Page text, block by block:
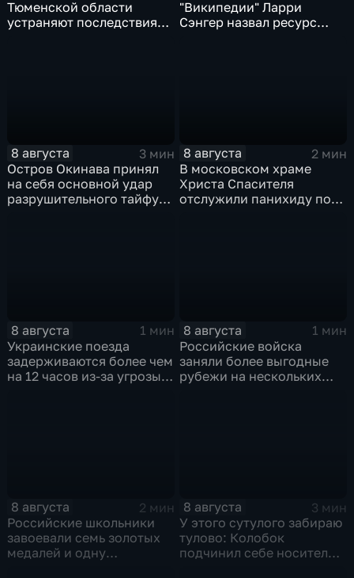
Тюменской области
устраняют последствия
"Википедии" Ларри
Сэнгер назвал ресурс
8 августа
3 мин
Остров Окинава принял
на себя основной удар
разрушительного тайфуна
8 августа
2 мин
В московском храме
Христа Спасителя
отслужили панихиду по
8 августа
1 мин
Украинские поезда
задерживаются более чем
на 12 часов из-за угрозы
8 августа
1 мин
Российские войска
заняли более выгодные
рубежи на нескольких
8 августа
2 мин
Российские школьники
завоевали семь золотых
медалей и одну
8 августа
3 мин
У этого сутулого забираю
тулово: Колобок
подчинил себе носителя в